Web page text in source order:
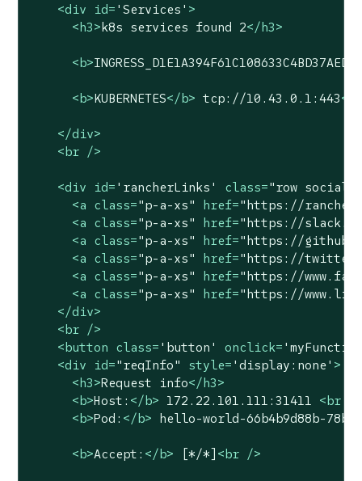
<div id= 'Services' >
< h3> k8s services found 2</ h3>
< b>
< b>KUBERNETES</ b> tcp://10.43.0.1:443<
</div>
< br />
<div id= 'rancherLinks' class="row social"
<a class="p-a-xs" href="https://
<a class="p-a-xs" href="https://
<a class="p-a-xs" href="https://
<a class="p-a-xs" href="https://
<a class="p-a-xs" href="https://
<a class="p-a-xs" href="https://
</div>
< br />
< button class= 'button' onclick=
<div id="reqInfo" style= 'display:none' >
< h3>Request info</ h3>
< b>Host: </ b> 172.22.101.111:31411 < br />
< b>Pod: </ b> hello-world-66b4b9d88b-
< b>Accept: </ b> [*/*] < br />